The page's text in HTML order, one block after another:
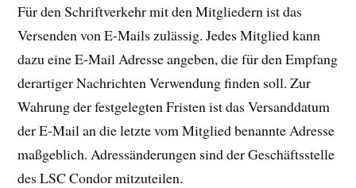
Für den Schriftverkehr mit den Mitgliedern ist das
Versenden von E-Mails zulässig. Jedes Mitglied kann
dazu eine E-Mail Adresse angeben, die für den Empfang
derartiger Nachrichten Verwendung finden soll. Zur
Wahrung der festgelegten Fristen ist das Versanddatum
der E-Mail an die letzte vom Mitglied benannte Adresse
maßgeblich. Adressänderungen sind der Geschäftsstelle
des LSC Condor mitzuteilen.